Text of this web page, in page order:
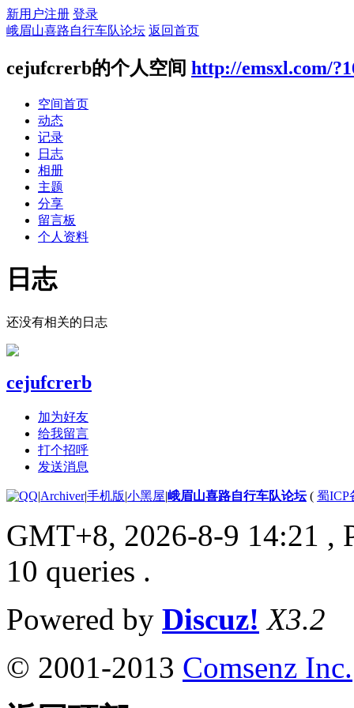
新用户注册 登录
峨眉山喜路自行车队论坛 返回首页
cejufcrerb的个人空间 http://emsxl.com/
空间首页
动态
记录
日志
相册
主题
分享
留言板
个人资料
日志
还没有相关的日志
cejufcrerb
加为好友
给我留言
打个招呼
发送消息
|Archiver|手机版|小黑屋|峨眉山喜路自行车队论坛( 蜀ICP
GMT+8, 2026-8-9 14:21 ,
10 queries .
Powered by Discuz! X3.2
© 2001-2013 Comsenz Inc.